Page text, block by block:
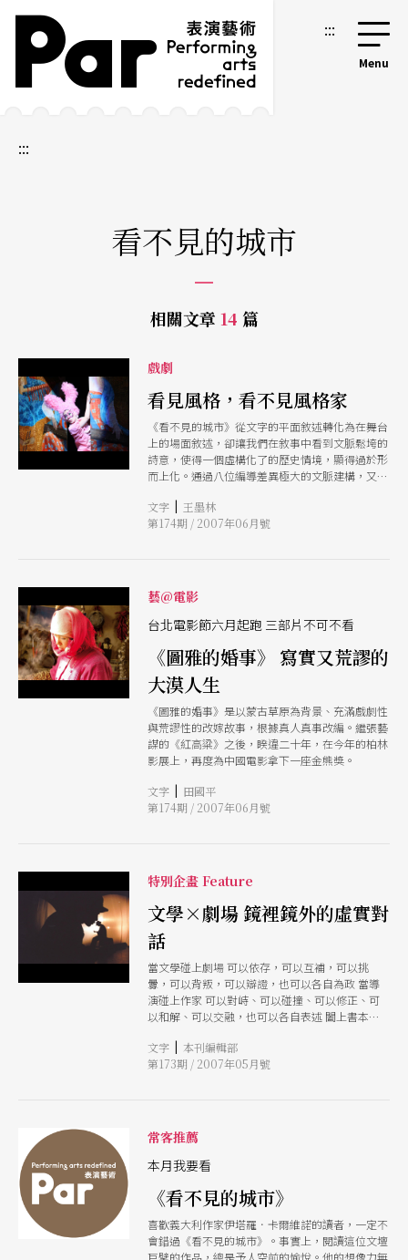
跳到主要內容區塊
網站導覽 :::
:::
看不見的城市
相關文章 14 篇
戲劇
看見風格，看不見風格家
《看不見的城市》從文字的平面敘述轉化為在舞台
上的場面敘述，卻讓我們在敘事中看到文脈鬆垮的
詩意，使得一個虛構化了的歷史情境，顯得過於形
而上化。通過八位編導差異極大的文脈建構，又讓
界。
文字 | 王墨林
第174期 / 2007年06月號
藝@電影
台北電影節六月起跑 三部片不可不看
《圖雅的婚事》 寫實又荒謬的
大漠人生
《圖雅的婚事》是以蒙古草原為背景、充滿戲劇性
與荒謬性的改嫁故事，根據真人真事改編。繼張藝
謀的《紅高粱》之後，睽違二十年，在今年的柏林
影展上，再度為中國電影拿下一座金熊獎。
文字 | 田國平
第174期 / 2007年06月號
特別企畫 Feature
文學×劇場 鏡裡鏡外的虛實對
話
當文學碰上劇場 可以依存，可以互補，可以挑
釁，可以背叛，可以辯證，也可以各自為政 當導
演碰上作家 可以對峙、可以碰撞、可以修正、可
以和解、可以交融，也可以各自表述 闔上書本，
轉化為劇場語言？ 劇場形式又如何再現文學意
象？ 四位導演，一部小說 卡爾維諾的文學鉅著，
文字 | 本刊編輯部
第173期 / 2007年05月號
常客推薦
本月我要看
《看不見的城市》
喜歡義大利作家伊塔羅．卡爾維諾的讀者，一定不
會錯過《看不見的城市》。事實上，閱讀這位文壇
巨擘的作品，總是予人空前的愉悅。他的想像力無